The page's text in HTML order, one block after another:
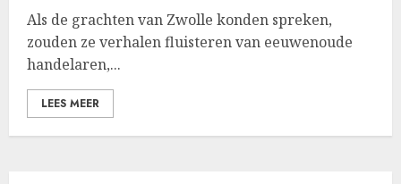
Als de grachten van Zwolle konden spreken,
zouden ze verhalen fluisteren van eeuwenoude
handelaren,...
LEES MEER